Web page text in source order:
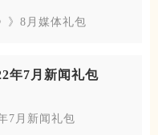
》8月媒体礼包
年7月新闻礼包
7月新闻礼包